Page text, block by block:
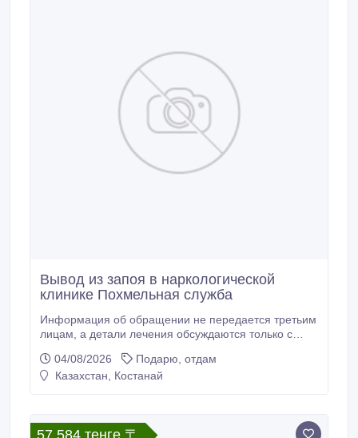
Вывод из запоя в наркологической
клинике Похмельная служба
Информация об обращении не передается третьим
лицам, а детали лечения обсуждаются только с
клиника.
04/08/2026
Подарю, отдам
Казахстан, Костанай
57 584 тенге 〒